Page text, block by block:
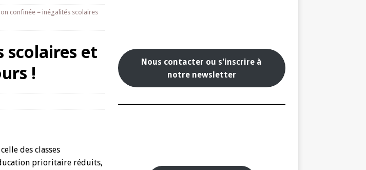
confinée = inégalités scolaires
scolaires et
!
des classes
prioritaire réduits,
Nous contacter ou s'inscrire à
notre newsletter